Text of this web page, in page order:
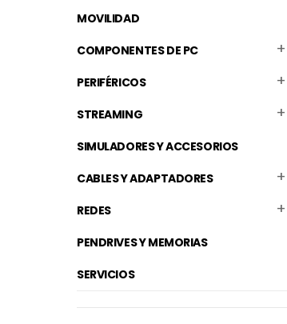
MOVILIDAD
COMPONENTES DE PC
PERIFÉRICOS
STREAMING
SIMULADORES Y ACCESORIOS
CABLES Y ADAPTADORES
REDES
PENDRIVES Y MEMORIAS
SERVICIOS